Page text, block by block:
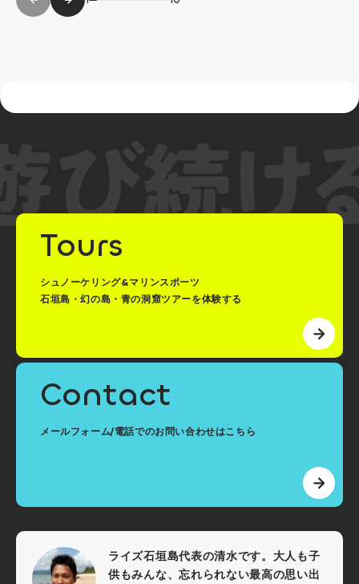
Tours
シュノーケリング&マリンスポーツ
石垣島・幻の島・青の洞窟ツアーを体験する
Contact
メールフォーム/電話でのお問い合わせはこちら
ライズ石垣島代表の清水です。大人も子
供もみんな、忘れられない最高の思い出